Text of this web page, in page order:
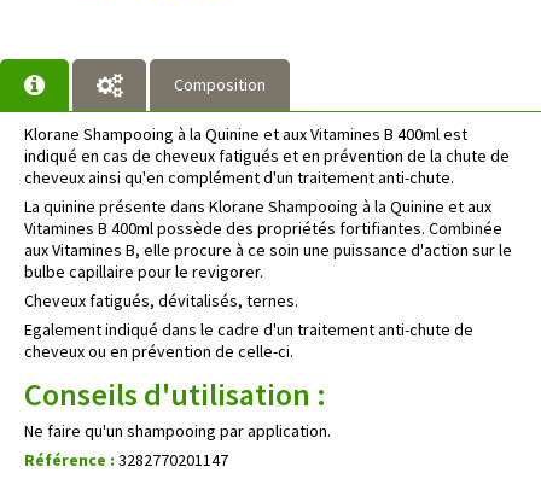
Composition
Klorane Shampooing à la Quinine et aux Vitamines B 400ml est
indiqué en cas de cheveux fatigués et en prévention de la chute de
cheveux ainsi qu'en complément d'un traitement anti-chute.
La quinine présente dans Klorane Shampooing à la Quinine et aux
Vitamines B 400ml possède des propriétés fortifiantes. Combinée
aux Vitamines B, elle procure à ce soin une puissance d'action sur le
bulbe capillaire pour le revigorer.
Cheveux fatigués, dévitalisés, ternes.
Egalement indiqué dans le cadre d'un traitement anti-chute de
cheveux ou en prévention de celle-ci.
Conseils d'utilisation :
Ne faire qu'un shampooing par application.
Référence : 3282770201147